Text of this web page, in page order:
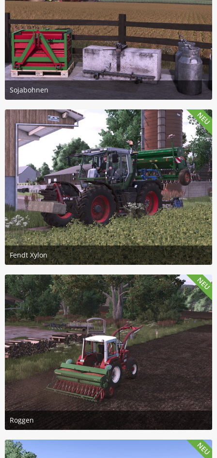
Sojabohnen
21. Juli 2026 um 15:26
3
Fendt Xylon
19. Juli 2026 um 16:46
3
NEU
Roggen
15. Juli 2026 um 18:34
7
NEU
NEU